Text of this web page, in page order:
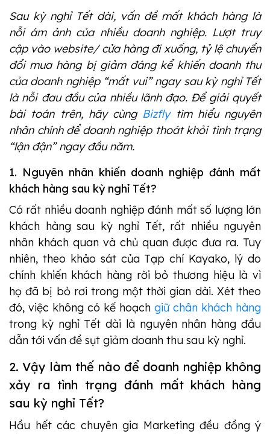
Sau kỳ nghỉ Tết dài, vấn đề mất khách hàng là
nỗi ám ảnh của nhiều doanh nghiệp. Lượt truy
cập vào website/ cửa hàng đi xuống, tỷ lệ chuyển
đổi mua hàng bị giảm đáng kể khiến doanh thu
của doanh nghiệp “mất vui” ngay sau kỳ nghỉ Tết
là nỗi đau đầu của nhiều lãnh đạo. Để giải quyết
bài toán trên, hãy cùng Bizflytìm hiểu nguyên
nhân chính để doanh nghiệp thoát khỏi tình trạng
“lận đận” ngay đầu năm.
1. Nguyên nhân khiến doanh nghiệp đánh mất
khách hàng sau kỳ nghỉ Tết?
Có rất nhiều doanh nghiệp đánh mất số lượng lớn
khách hàng sau kỳ nghỉ Tết, rất nhiều nguyên
nhân khách quan và chủ quan được đưa ra. Tuy
nhiên, theo khảo sát của Tạp chí Kayako, lý do
chính khiến khách hàng rời bỏ thương hiệu là vì
họ đã bị bỏ rơi trong một thời gian dài. Xét theo
đó, việc không có kế hoạch giữ chân khách hàng
trong kỳ nghỉ Tết dài là nguyên nhân hàng đầu
dẫn tới vấn đề sụt giảm doanh thu sau kỳ nghỉ.
2. Vậy làm thế nào để doanh nghiệp không
xảy ra tình trạng đánh mất khách hàng
sau kỳ nghỉ Tết?
Hầu hết các chuyên gia Marketing đều đồng ý